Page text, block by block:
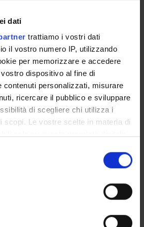
dati
trattiamo i vostri dati
il vostro numero IP, utilizzando
per memorizzare e accedere
dispositivo al fine di
contenuti personalizzati, misurare
ricercare il pubblico e sviluppare
di scegliere chi utilizza i
scopi. Le vostre scelte in materia di
il proprio consenso in qualsiasi
sui cookie o facendo clic
sulla tua posizione
dell'insegnamento a cui questo
organizzazione
allo stato stazionario e massimo consumo